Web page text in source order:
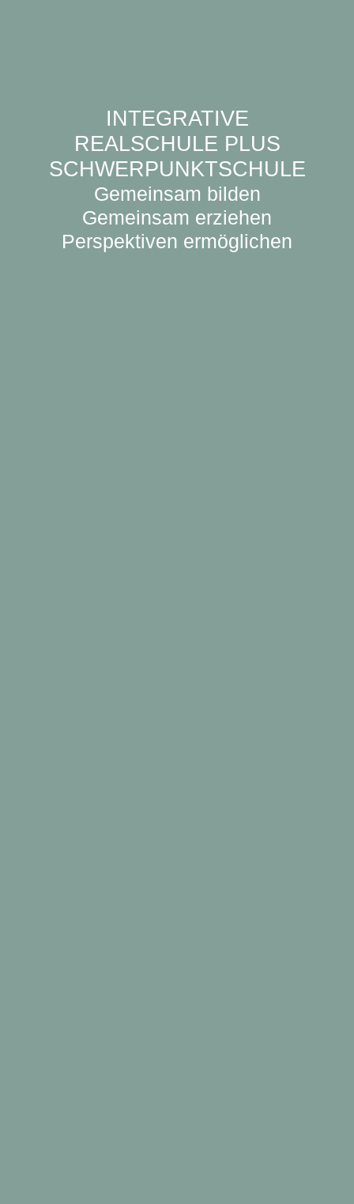
INTEGRATIVE
REALSCHULE PLUS
SCHWERPUNKTSCHULE
Gemeinsam bilden
Gemeinsam erziehen
Perspektiven ermöglichen